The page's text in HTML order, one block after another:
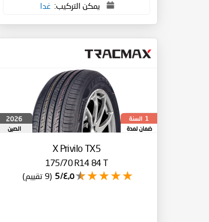
يمكن التركيب: غدا
1 السنة
ضمان لمدة
2026
الصين
X Privilo TX5
175/70 R14 84 T
٤٫٥/5 (9 تقييم)